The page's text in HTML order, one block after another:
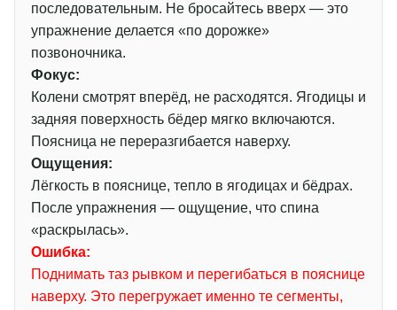
последовательным. Не бросайтесь вверх — это
упражнение делается «по дорожке»
позвоночника.
Фокус:
Колени смотрят вперёд, не расходятся. Ягодицы и
задняя поверхность бёдер мягко включаются.
Поясница не переразгибается наверху.
Ощущения:
Лёгкость в пояснице, тепло в ягодицах и бёдрах.
После упражнения — ощущение, что спина
«раскрылась».
Ошибка:
Поднимать таз рывком и перегибаться в пояснице
наверху. Это перегружает именно те сегменты,